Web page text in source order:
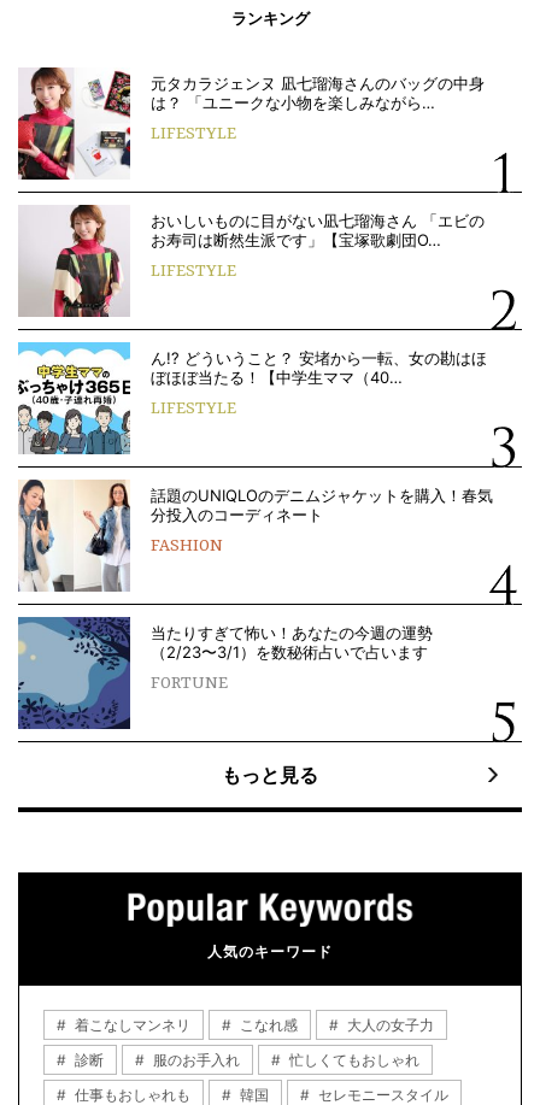
ランキング
元タカラジェンヌ 凪七瑠海さんのバッグの中身
は？ 「ユニークな小物を楽しみながら…
LIFESTYLE
おいしいものに目がない凪七瑠海さん 「エビの
お寿司は断然生派です」【宝塚歌劇団O…
LIFESTYLE
ん!? どういうこと？ 安堵から一転、女の勘はほ
ぼほぼ当たる！【中学生ママ（40…
LIFESTYLE
話題のUNIQLOのデニムジャケットを購入！春気
分投入のコーディネート
FASHION
当たりすぎて怖い！あなたの今週の運勢
（2/23〜3/1）を数秘術占いで占います
FORTUNE
もっと見る
人気のキーワード
着こなしマンネリ こなれ感
大人の女子力
診断
服のお手入れ
忙しくてもおしゃれ
仕事もおしゃれも
韓国
セレモニースタイル